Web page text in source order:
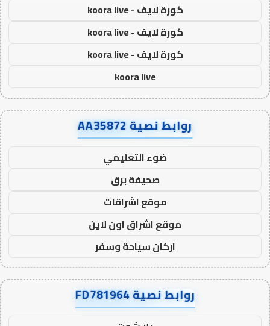
كورة لايف - koora live
كورة لايف - koora live
كورة لايف - koora live
koora live
روابط نصية AA35872
ضوء التعليمي
صحيفة برق
موقع اشراقات
موقع اشراق اون لاين
اركان سياحة وسفر
روابط نصية FD781964